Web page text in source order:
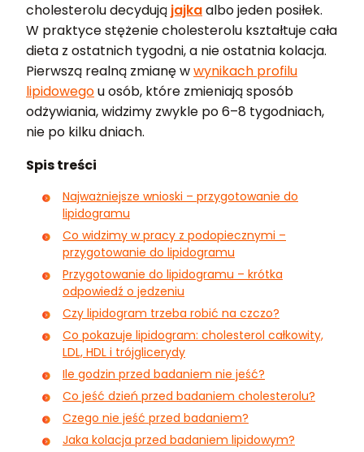
cholesterolu decydują jajkaalbo jeden posiłek.
W praktyce stężenie cholesterolu kształtuje cała
dieta z ostatnich tygodni, a nie ostatnia kolacja.
Pierwszą realną zmianę wwynikach profilu
lipidowegou osób, które zmieniają sposób
odżywiania, widzimy zwykle po 6–8 tygodniach,
nie po kilku dniach.
Spis treści
Najważniejsze wnioski – przygotowanie do
lipidogramu
Co widzimy w pracy z podopiecznymi –
przygotowanie do lipidogramu
Przygotowanie do lipidogramu – krótka
odpowiedź o jedzeniu
Czy lipidogram trzeba robić na czczo?
Co pokazuje lipidogram: cholesterol całkowity,
LDL, HDL i trójglicerydy
Ile godzin przed badaniem nie jeść?
Co jeść dzień przed badaniem cholesterolu?
Czego nie jeść przed badaniem?
Jaka kolacja przed badaniem lipidowym?